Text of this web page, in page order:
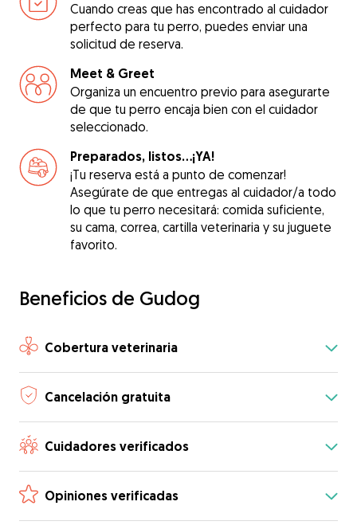
Cuando creas que has encontrado al cuidador
perfecto para tu perro, puedes enviar una
solicitud de reserva.
Meet & Greet
Organiza un encuentro previo para asegurarte
de que tu perro encaja bien con el cuidador
seleccionado.
Preparados, listos...¡YA!
¡Tu reserva está a punto de comenzar!
Asegúrate de que entregas al cuidador/a todo
lo que tu perro necesitará: comida suficiente,
su cama, correa, cartilla veterinaria y su juguete
favorito.
Beneficios de Gudog
Cobertura veterinaria
Cancelación gratuita
Cuidadores verificados
Opiniones verificadas